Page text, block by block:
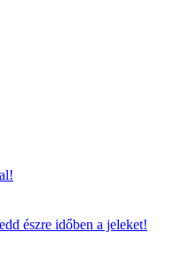
észre időben a jeleket!